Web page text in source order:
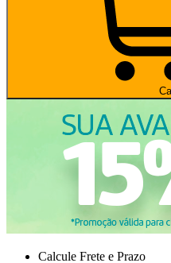
Calcule Frete e Prazo